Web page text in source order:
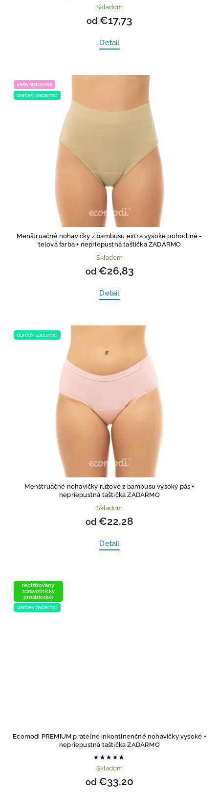
Skladom
od €17,73
Detail
vaša srdcovka
darček zadarmo
Menštruačné nohavičky z bambusu extra vysoké pohodlné -
telová farba+ nepriepustná taštička ZADARMO
Skladom
od€26,83
Detail
darček zadarmo
Menštruačné nohavičky ružové z bambusu vysoký pás+
nepriepustná taštička ZADARMO
Skladom
od €22,28
Detail
registrovaný
zdravotnícky
prostriedok
darček zadarmo
Ecomodi PREMIUM prateľné inkontinenčné nohavičky vysoké +
nepriepustná taštička ZADARMO
Skladom
od €33,20